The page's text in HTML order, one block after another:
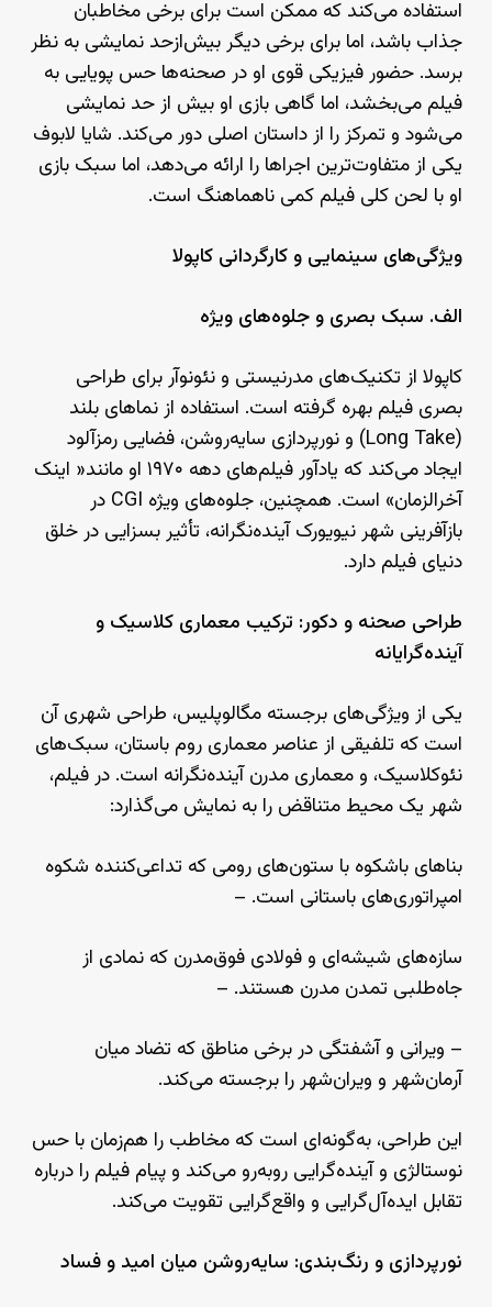
استفاده می‌کند که ممکن است برای برخی مخاطبان
جذاب باشد، اما برای برخی دیگر بیش‌ازحد نمایشی به نظر
برسد. حضور فیزیکی قوی او در صحنه‌ها حس پویایی به
فیلم می‌بخشد، اما گاهی بازی او بیش از حد نمایشی
می‌شود و تمرکز را از داستان اصلی دور می‌کند. شایا لابوف
یکی از متفاوت‌ترین اجراها را ارائه می‌دهد، اما سبک بازی
او با لحن کلی فیلم کمی ناهماهنگ است.
ویژگی‌های سینمایی و کارگردانی کاپولا
الف. سبک بصری و جلوه‌های ویژه
کاپولا از تکنیک‌های مدرنیستی و نئونوآر برای طراحی
بصری فیلم بهره گرفته است. استفاده از نماهای بلند
(Long Take) و نورپردازی سایه‌روشن، فضایی رمزآلود
ایجاد می‌کند که یادآور فیلم‌های دهه ۱۹۷۰ او مانند« اینک
آخرالزمان» است. همچنین، جلوه‌های ویژه CGI در
بازآفرینی شهر نیویورک آینده‌نگرانه، تأثیر بسزایی در خلق
دنیای فیلم دارد.
طراحی صحنه و دکور: ترکیب معماری کلاسیک و
آینده‌گرایانه
یکی از ویژگی‌های برجسته مگالوپلیس، طراحی شهری آن
است که تلفیقی از عناصر معماری روم باستان، سبک‌های
نئوکلاسیک، و معماری مدرن آینده‌نگرانه است. در فیلم،
شهر یک محیط متناقض را به نمایش می‌گذارد:
بناهای باشکوه با ستون‌های رومی که تداعی‌کننده شکوه
امپراتوری‌های باستانی است. –
سازه‌های شیشه‌ای و فولادی فوق‌مدرن که نمادی از
جاه‌طلبی تمدن مدرن هستند. –
– ویرانی و آشفتگی در برخی مناطق که تضاد میان
آرمان‌شهر و ویران‌شهر را برجسته می‌کند.
این طراحی، به‌گونه‌ای است که مخاطب را هم‌زمان با حس
نوستالژی و آینده‌گرایی روبه‌رو می‌کند و پیام فیلم را درباره
تقابل ایده‌آل‌گرایی و واقع‌گرایی تقویت می‌کند.
نورپردازی و رنگ‌بندی: سایه‌روشن میان امید و فساد